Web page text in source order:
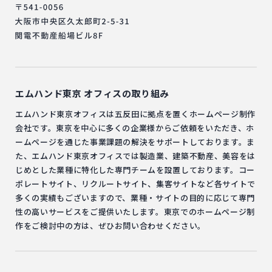
エムハンド東京 オフィスの取り組み
エムハンド東京オフィスは五反田に拠点を置くホームページ制作
会社です。東京を中心に多くの企業様からご依頼をいただき、ホ
ームページを通じた事業課題の解決をサポートしております。ま
た、エムハンド東京オフィスでは製造業、建築不動産、美容をは
じめとした業種に特化した専門チームを設置しております。コー
ポレートサイト、リクルートサイト、集客サイトなど各サイトで
多くの実績もございますので、業種・サイトの目的に応じて専門
性の高いサービスをご提供いたします。東京でのホームページ制
作をご検討中の方は、ぜひお問い合わせください。